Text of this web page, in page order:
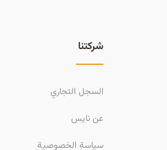
شركتنا
السجل التجاري
عن نايس
سياسة الخصوصية